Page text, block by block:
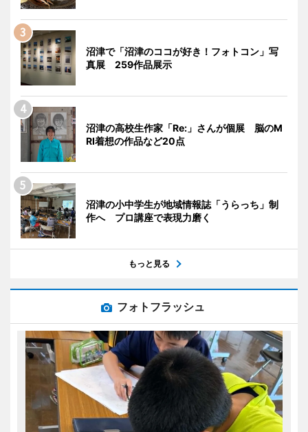
沼津で「沼津のココが好き！フォトコン」写
真展 259作品展示
沼津の高校生作家「Re:」さんが個展 脳のM
RI着想の作品など20点
沼津の小中学生が地域情報誌「うらっち」制
作へ プロ講座で表現力磨く
もっと見る
フォトフラッシュ